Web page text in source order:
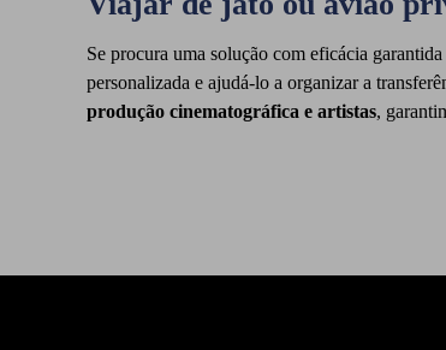
Se procura uma solução com eficácia
personalizada e ajudá-lo a organizar a
produção cinematográfica e artistas,